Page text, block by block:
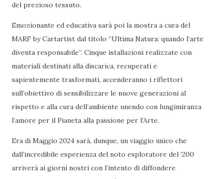
del prezioso tessuto.
Emozionante ed educativa sarà poi la mostra a cura del
MARF by Cartartist dal titolo “Ultima Natura: quando l’arte
diventa responsabile”. Cinque istallazioni realizzate con
materiali destinati alla discarica, recuperati e
sapientemente trasformati, accenderanno i riflettori
sull’obiettivo di sensibilizzare le nuove generazioni al
rispetto e alla cura dell’ambiente unendo con lungimiranza
l’amore per il Pianeta alla passione per l’Arte.
Era di Maggio 2024 sarà, dunque, un viaggio unico che
dall’incredibile esperienza del noto esploratore del ‘200
arriverà ai giorni nostri con l’intento di diffondere